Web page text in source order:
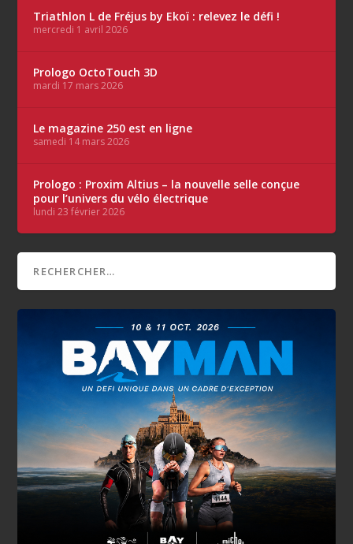
Triathlon L de Fréjus by Ekoï : relevez le défi !
mercredi 1 avril 2026
Prologo OctoTouch 3D
mardi 17 mars 2026
Le magazine 250 est en ligne
samedi 14 mars 2026
Prologo : Proxim Altius – la nouvelle selle conçue
pour l’univers du vélo électrique
lundi 23 février 2026